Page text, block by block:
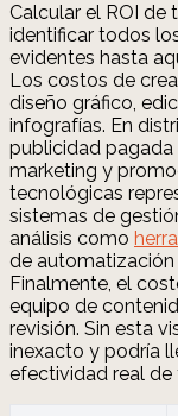
Calcular el ROI de
identificar todos
evidentes hasta
Los costos de
diseño gráfico,
infografías. En
publicidad pagada
marketing y
tecnológicas
sistemas de
análisis como
de automatización
Finalmente, el
equipo de
revisión. Sin esta
inexacto y podría
efectividad real de